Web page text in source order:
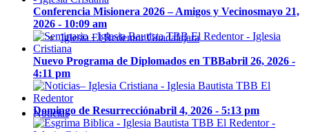
Iglesia El Redentor Guadalajara
Noticias
Conferencia Misionera 2026 – Amigos y Vecinosmayo 21,
2026 - 10:09 am
Nuevo Programa de Diplomados en TBBabril 26, 2026 -
4:11 pm
Domingo de Resurrecciónabril 4, 2026 - 5:13 pm